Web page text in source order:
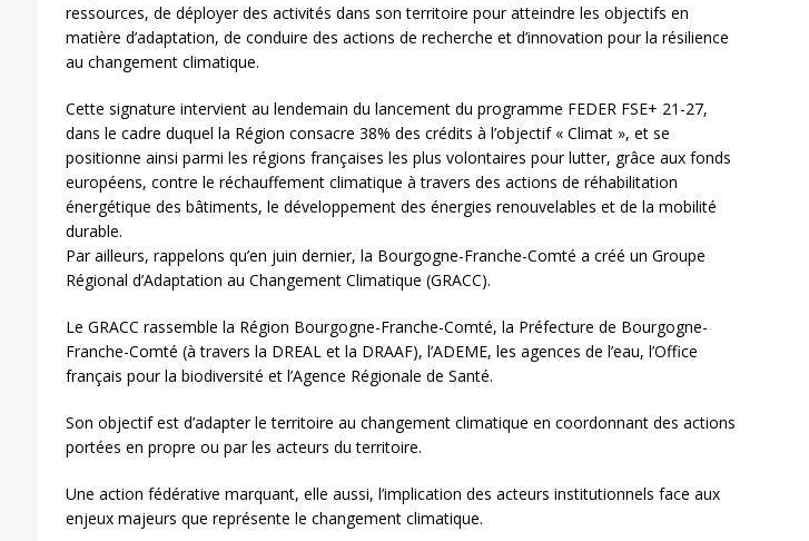
ressources, de déployer des activités dans son territoire pour atteindre les objectifs en
matière d’adaptation, de conduire des actions de recherche et d’innovation pour la résilience
au changement climatique.
Cette signature intervient au lendemain du lancement du programme FEDER FSE+ 21-27,
dans le cadre duquel la Région consacre 38% des crédits à l’objectif « Climat », et se
positionne ainsi parmi les régions françaises les plus volontaires pour lutter, grâce aux fonds
européens, contre le réchauffement climatique à travers des actions de réhabilitation
énergétique des bâtiments, le développement des énergies renouvelables et de la mobilité
durable.
Par ailleurs, rappelons qu’en juin dernier, la Bourgogne-Franche-Comté a créé un Groupe
Régional d’Adaptation au Changement Climatique (GRACC).
Le GRACC rassemble la Région Bourgogne-Franche-Comté, la Préfecture de Bourgogne-
Franche-Comté (à travers la DREAL et la DRAAF), l’ADEME, les agences de l’eau, l’Office
français pour la biodiversité et l’Agence Régionale de Santé.
Son objectif est d’adapter le territoire au changement climatique en coordonnant des actions
portées en propre ou par les acteurs du territoire.
Une action fédérative marquant, elle aussi, l’implication des acteurs institutionnels face aux
enjeux majeurs que représente le changement climatique.